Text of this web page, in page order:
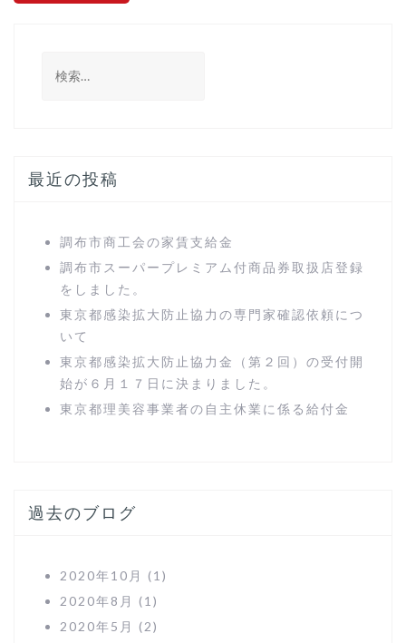
索:
最近の投稿
調布市商工会の家賃支給金
調布市スーパープレミアム付商品券取扱店登録
をしました。
東京都感染拡大防止協力の専門家確認依頼につ
いて
東京都感染拡大防止協力金（第２回）の受付開
始が６月１７日に決まりました。
東京都理美容事業者の自主休業に係る給付金
過去のブログ
2020年10月
(1)
2020年8月
(1)
2020年5月
(2)